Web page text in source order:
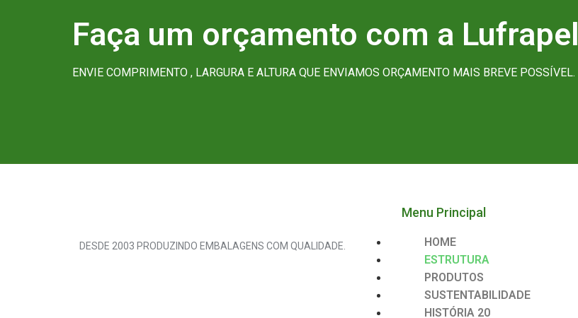
Faça um orçamento com a Lufrapel
ENVIE COMPRIMENTO , LARGURA E ALTURA QUE ENVIAMOS ORÇAMENTO MAIS BREVE POSSÍVEL.
DESDE 2003 PRODUZINDO EMBALAGENS COM QUALIDADE.
Menu Principal
HOME
ESTRUTURA
PRODUTOS
SUSTENTABILIDADE
HISTÓRIA 20